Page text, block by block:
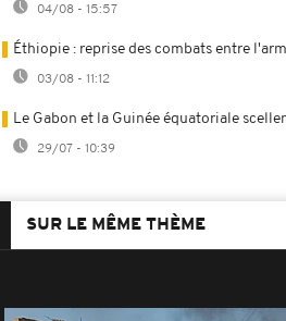
04/08 - 15:57
Éthiopie : reprise des combats entre
03/08 - 11:12
Le Gabon et la Guinée équatoriale
29/07 - 10:39
SUR LE MÊME THÈME